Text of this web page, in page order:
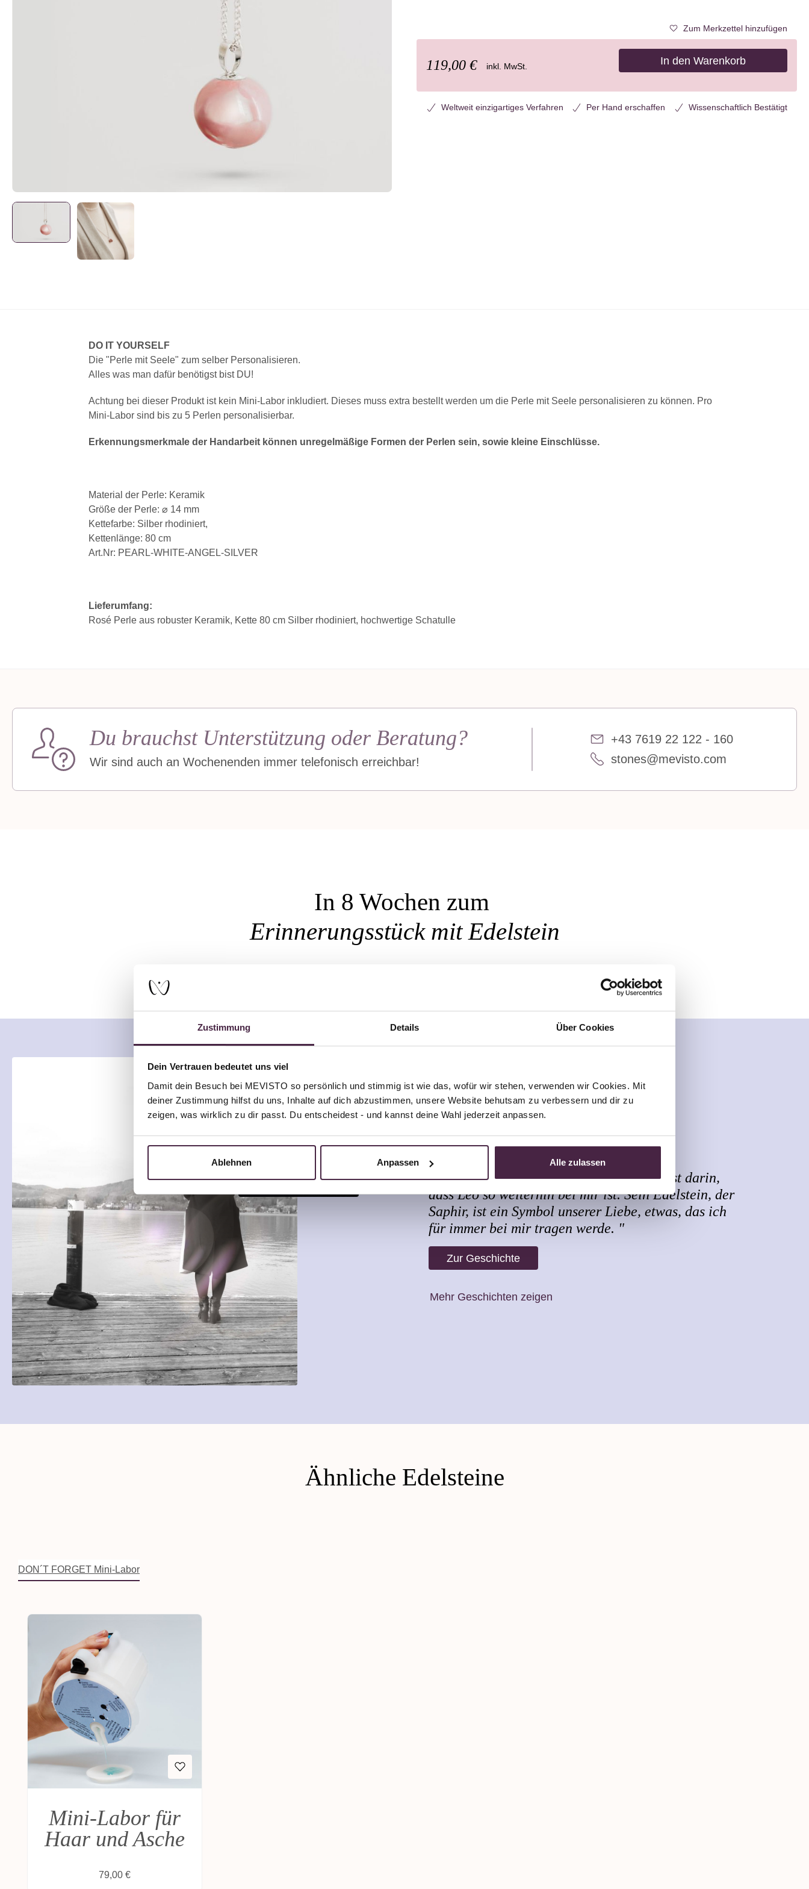
Zustimmung Details Über Cookies
Dein Vertrauen bedeutet uns viel
Damit dein Besuch bei MEVISTO so persönlich und stimmig ist wie das, wofür wir stehen, verwenden wir Cookies. Mit
deiner Zustimmung hilfst du uns, Inhalte auf dich abzustimmen, unsere Website behutsam zu verbessern und dir zu
zeigen, was wirklich zu dir passt. Du entscheidest - und kannst deine Wahl jederzeit anpassen.
Ablehnen Anpassen Alle zulassen
Zum Merkzettel hinzufügen
119,00 € inkl. MwSt. In den Warenkorb
Weltweit einzigartiges Verfahren Per Hand erschaffen Wissenschaftlich Bestätigt
DO IT YOURSELF
Die "Perle mit Seele" zum selber Personalisieren.
Alles was man dafür benötigst bist DU!
Achtung bei dieser Produkt ist kein Mini-Labor inkludiert. Dieses muss extra bestellt werden um die Perle mit Seele personalisieren zu können. Pro
Mini-Labor sind bis zu 5 Perlen personalisierbar.
Erkennungsmerkmale der Handarbeit können unregelmäßige Formen der Perlen sein, sowie kleine Einschlüsse.
Material der Perle: Keramik
Größe der Perle: ⌀ 14 mm
Kettefarbe: Silber rhodiniert,
Kettenlänge: 80 cm
Art.Nr: PEARL-WHITE-ANGEL-SILVER
Lieferumfang:
Rosé Perle aus robuster Keramik, Kette 80 cm Silber rhodiniert, hochwertige Schatulle
Du brauchst Unterstützung oder Beratung?
Wir sind auch an Wochenenden immer telefonisch erreichbar!
+43 7619 22 122 - 160
stones@mevisto.com
In 8 Wochen zum
Erinnerungsstück mit Edelstein
Claudia Liebscher
"Es war eine harte Zeit, aber ich fand Trost darin,
dass Leo so weiterhin bei mir ist. Sein Edelstein, der
Saphir, ist ein Symbol unserer Liebe, etwas, das ich
für immer bei mir tragen werde. "
Zur Geschichte
Mehr Geschichten zeigen
Ähnliche Edelsteine
DON´T FORGET Mini-Labor
Mini-Labor für
Haar und Asche
Regulärer Preis:
79,00 €